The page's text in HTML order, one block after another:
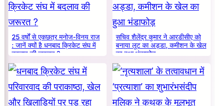
25 वर्षों से एकछत्र मनोज-विनय राज
: जानें क्यों है धनबाद क्रिकेट संघ में
बदलाव की जरूरत ?
सचिव शैलेंद्र कुमार ने आरडीसीए को
बनाया लूट का अड्डा, कमीशन के खेल
का हुआ भंडाफोड़